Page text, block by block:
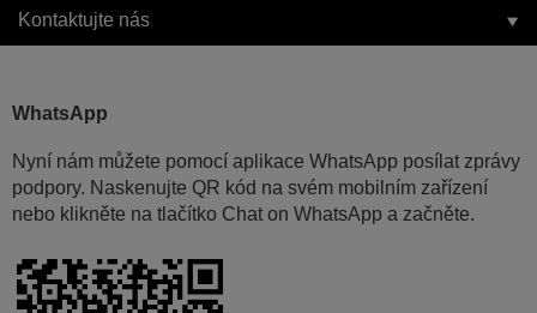
Kontaktujte nás
WhatsApp
Nyní nám můžete pomocí aplikace WhatsApp posílat zprávy
podpory. Naskenujte QR kód na svém mobilním zařízení
nebo klikněte na tlačítko Chat on WhatsApp a začněte.